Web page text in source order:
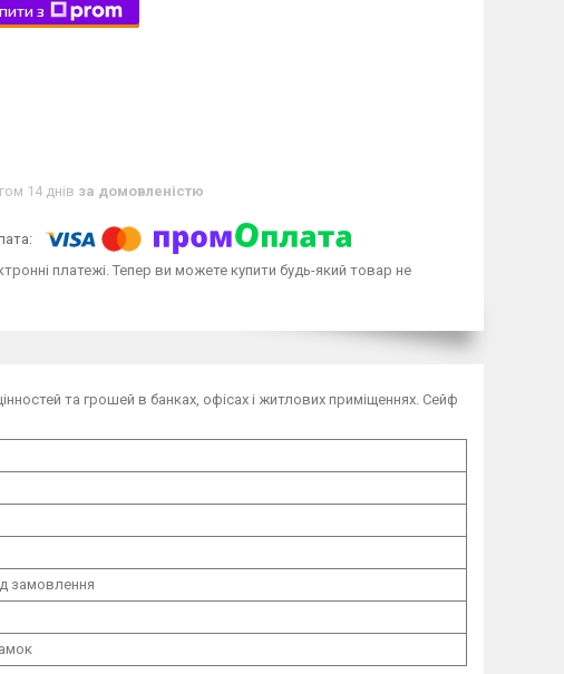
з
14 днів за домовленістю
платежі. Тепер ви можете купити будь-який товар не
та грошей в банках, офісах і житлових приміщеннях. Сейф
замовлення